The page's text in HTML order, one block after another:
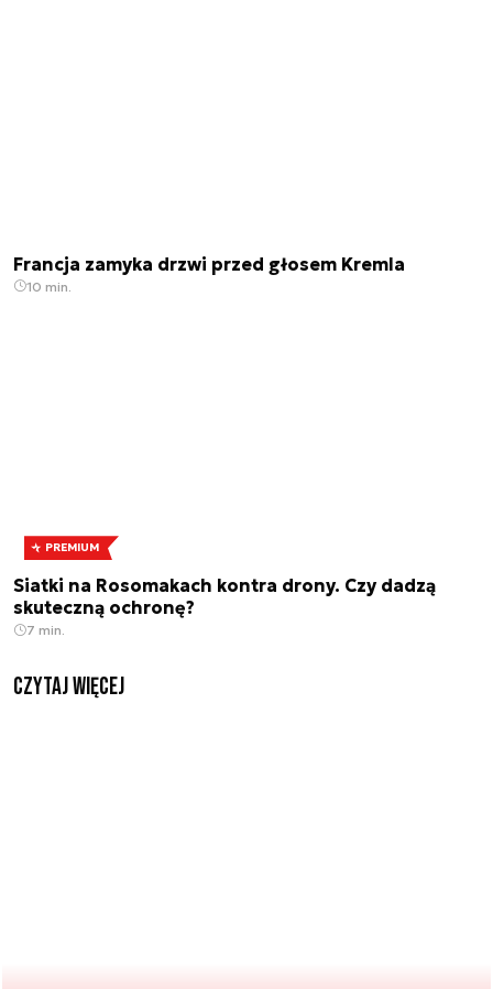
Francja zamyka drzwi przed głosem Kremla
10 min.
PREMIUM
Siatki na Rosomakach kontra drony. Czy dadzą
skuteczną ochronę?
7 min.
czytaj więcej